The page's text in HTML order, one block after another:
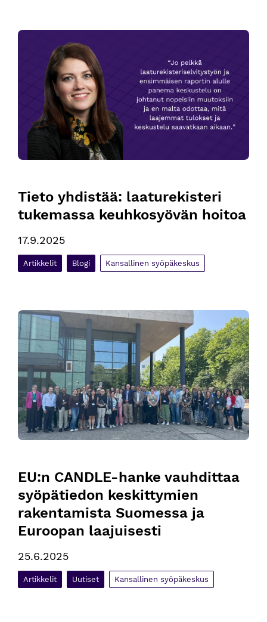
Tieto yhdistää: laaturekisteri tukemassa keuhkosyövän
Tieto yhdistää: laaturekisteri
tukemassa keuhkosyövän hoitoa
17.9.2025
Artikkelit Blogi Kansallinen syöpäkeskus
EU:n CANDLE-hanke vauhdittaa syöpätiedon keskittymien
EU:n CANDLE-hanke vauhdittaa
syöpätiedon keskittymien
rakentamista Suomessa ja
Euroopan laajuisesti
25.6.2025
Artikkelit Uutiset Kansallinen syöpäkeskus